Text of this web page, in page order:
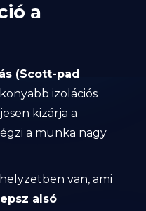
a
(Scott-pad
izolációs
kizárja a
a munka nagy
van, ami
alsó